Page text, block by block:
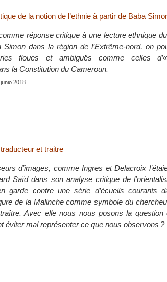
de la notion de l’ethnie à partir de Baba
réponse critique à une lecture ethnique
Simon dans la région de l’Extrême-nord, on
floues et ambiguës comme celles
la Constitution du Cameroun.
junio 2018
et traitre
d’images, comme Ingres et Delacroix
Saïd dans son analyse critique de
garde contre une série d’écueils courants
de la Malinche comme symbole du
Avec elle nous nous posons la question
éviter mal représenter ce que nous observons ?